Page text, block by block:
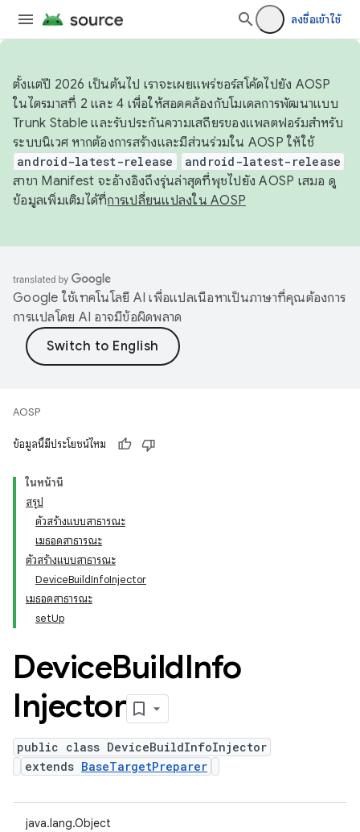
ลงชื่อเข้าใช้
ตั้งแต่ปี 2026 เป็นต้นไป เราจะเผยแพร่ซอร์สโค้ดไปยัง AOSP
ในไตรมาสที่ 2 และ 4 เพื่อให้สอดคล้องกับโมเดลการพัฒนาแบบ
Trunk Stable และรับประกันความเสถียรของแพลตฟอร์มสำหรับ
ระบบนิเวศ หากต้องการสร้างและมีส่วนร่วมใน AOSP ให้ใช้
android-latest-release android-latest-release
สาขา Manifest จะอ้างอิงถึงรุ่นล่าสุดที่พุชไปยัง AOSP เสมอ ดู
ข้อมูลเพิ่มเติมได้ที่การเปลี่ยนแปลงใน AOSP
Google ใช้เทคโนโลยี AI เพื่อแปลเนื้อหาเป็นภาษาที่คุณต้องการ
การแปลโดย AI อาจมีข้อผิดพลาด
AOSP
ข้อมูลนี้มีประโยชน์ไหม
ในหน้านี้
สรุป
ตัวสร้างแบบสาธารณะ
เมธอดสาธารณะ
ตัวสร้างแบบสาธารณะ
DeviceBuildInfoInjector
เมธอดสาธารณะ
setUp
DeviceBuildInfo
Injector
public class DeviceBuildInfoInjector
extends BaseTargetPreparer
java.lang.Object